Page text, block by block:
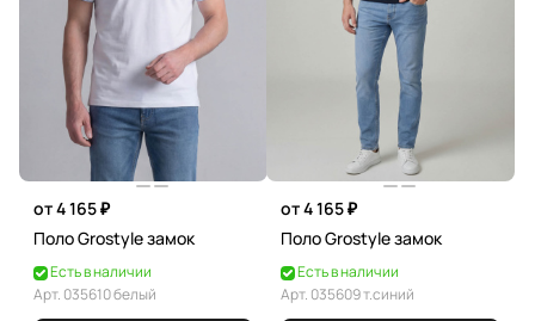
от 4 165 ₽
Поло Grostyle замок
Есть в наличии
Арт. 035610 белый
от 4 165 ₽
Поло Grostyle замок
Есть в наличии
Арт. 035609 т.синий